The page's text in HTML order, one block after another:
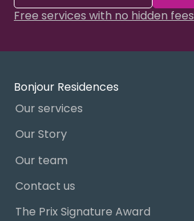
Free services with no hidden fees
Bonjour Residences
Our services
Our Story
Our team
Contact us
The Prix Signature Award